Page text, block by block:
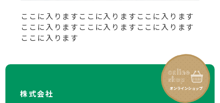
ここに入りますここに入りますここに入ります
ここに入りますここに入りますここに入ります
ここに入ります
株式会社